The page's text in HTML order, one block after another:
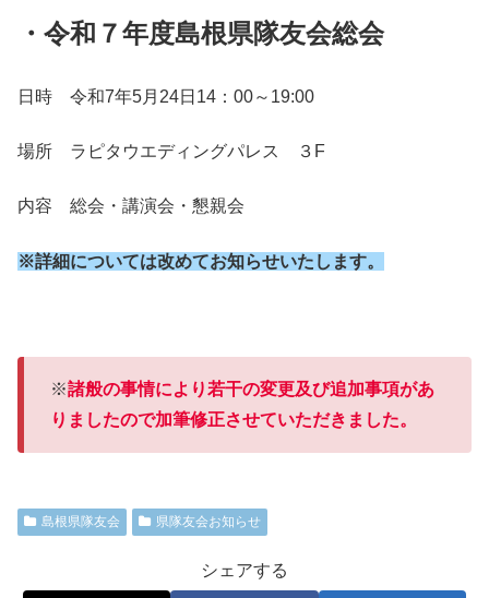
・令和７年度島根県隊友会総会
日時 令和7年5月24日14：00～19:00
場所 ラピタウエディングパレス ３F
内容 総会・講演会・懇親会
※詳細については改めてお知らせいたします。
※諸般の事情により若干の変更及び追加事項があ
りましたので加筆修正させていただきました。
島根県隊友会 県隊友会お知らせ
シェアする